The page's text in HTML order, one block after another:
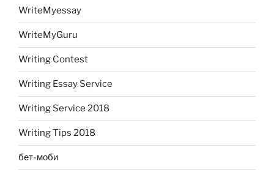
WriteMyessay
WriteMyGuru
Writing Contest
Writing Essay Service
Writing Service 2018
Writing Tips 2018
бет-моби